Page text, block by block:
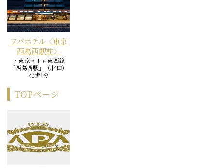
アパホテル〈東京
西葛西駅前〉
・東京メトロ東西線
「西葛西駅」（北口）
徒歩1分
TOPページ